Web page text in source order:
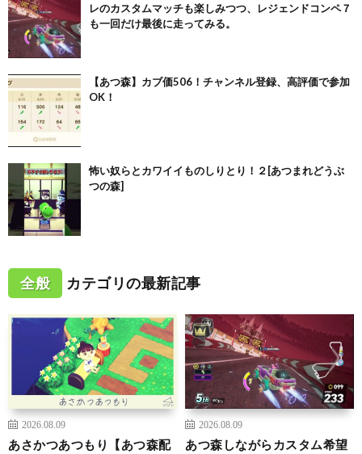
レのカスタムマッチも楽しみつつ、レジェンドコンペ７
も一回だけ最後に走ってみる。
【あつ森】カブ価506！チャンネル登録、高評価で参加
OK！
怖い奴らとカワイイものしりとり！２[あつまれどうぶ
つの森]
全般 カテゴリの最新記事
2026.08.09
あさかつあつもり【あつ森配
2026.08.09
あつ森しながらカスタム希望